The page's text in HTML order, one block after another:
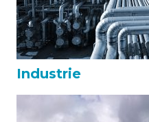
Industrie